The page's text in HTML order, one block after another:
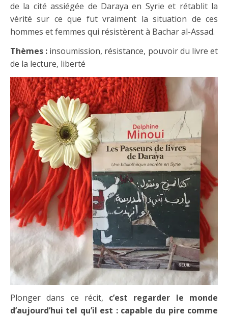
de la cité assiégée de Daraya en Syrie et rétablit la
vérité sur ce que fut vraiment la situation de ces
hommes et femmes qui résistèrent à Bachar al-Assad.
Thèmes : insoumission, résistance, pouvoir du livre et
de la lecture, liberté
Plonger dans ce récit, c’est regarder le monde
d’aujourd’hui tel qu’il est : capable du pire comme